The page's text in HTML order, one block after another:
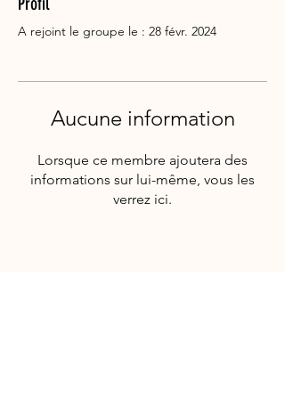
A rejoint le groupe le : 28 févr. 2024
Aucune information
Lorsque ce membre ajoutera des
informations sur lui-même, vous les
verrez ici.